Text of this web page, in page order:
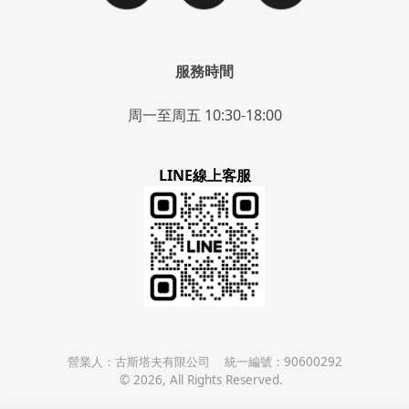
服務時間
周一至周五 10:30-18:00
LINE線上客服
營業人： 古斯塔夫有限公司 統一編號： 90600292
© 2026, All Rights Reserved.